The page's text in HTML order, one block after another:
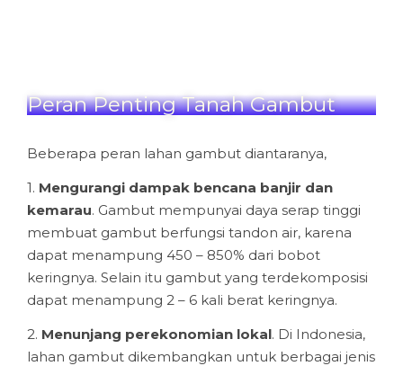
Peran Penting Tanah Gambut
Beberapa peran lahan gambut diantaranya,
1. Mengurangi dampak bencana banjir dan
kemarau. Gambut mempunyai daya serap tinggi
membuat gambut berfungsi tandon air, karena
dapat menampung 450 – 850% dari bobot
keringnya. Selain itu gambut yang terdekomposisi
dapat menampung 2 – 6 kali berat keringnya.
2. Menunjang perekonomian lokal. Di Indonesia,
lahan gambut dikembangkan untuk berbagai jenis